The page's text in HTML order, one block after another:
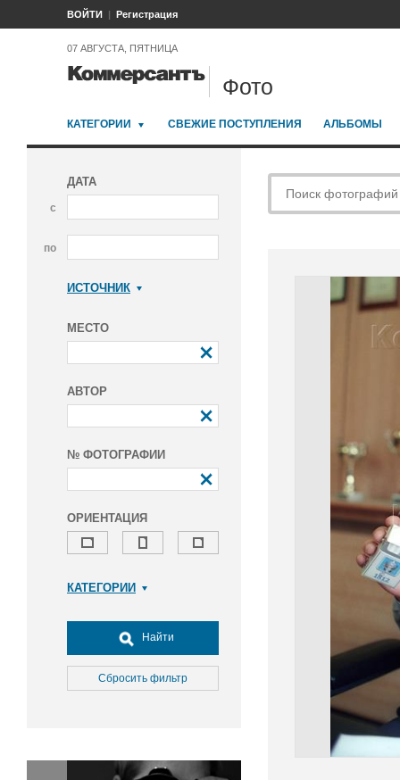
ВОЙТИ Регистрация
07 АВГУСТА, ПЯТНИЦА
Фото
КАТЕГОРИИ СВЕЖИЕ ПОСТУПЛЕНИЯ АЛЬБОМЫ
ДАТА
с
по
ИСТОЧНИК
МЕСТО
АВТОР
№ ФОТОГРАФИИ
ОРИЕНТАЦИЯ
КАТЕГОРИИ
Досуг, туризм и отдых
Культура
Медицина
Окружающая среда
Найти
Сбросить фильтр